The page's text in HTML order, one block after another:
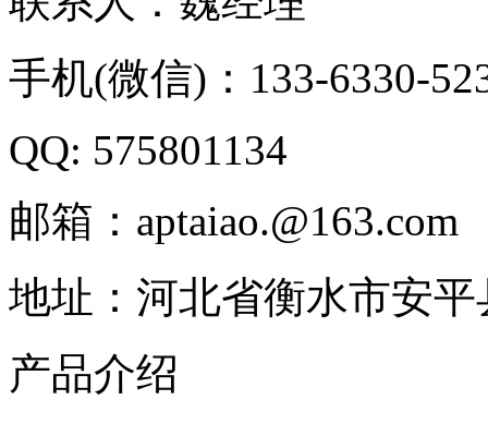
手机(微信)：133-6330-
QQ: 575801134
邮箱：aptaiao.@163.com
地址：河北省衡水市安
产品介绍